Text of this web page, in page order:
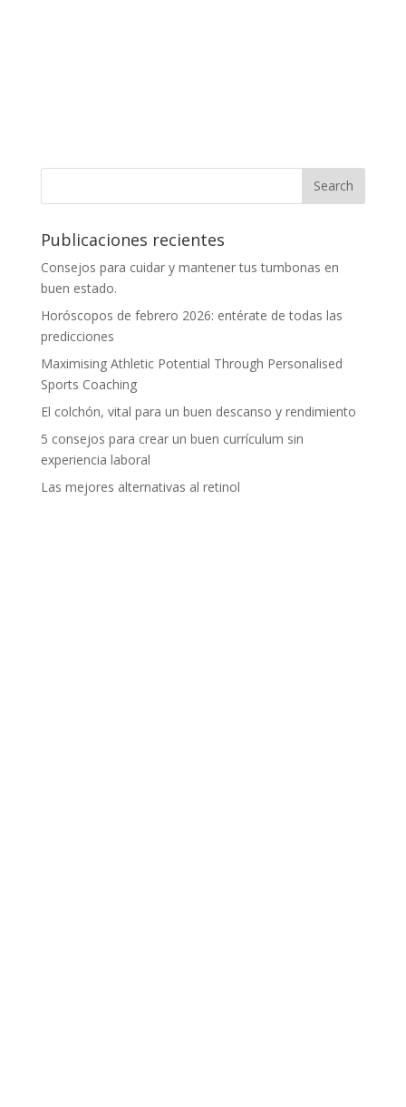
Publicaciones recientes
Consejos para cuidar y mantener tus tumbonas en
buen estado.
Horóscopos de febrero 2026: entérate de todas las
predicciones
Maximising Athletic Potential Through Personalised
Sports Coaching
El colchón, vital para un buen descanso y rendimiento
5 consejos para crear un buen currículum sin
experiencia laboral
Las mejores alternativas al retinol